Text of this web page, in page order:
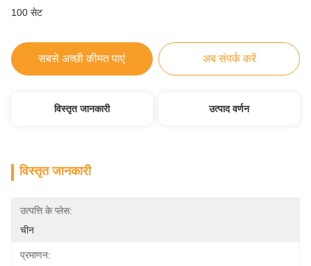
100 सेट
सबसे अच्छी कीमत पाएं अब संपर्क करें
विस्तृत जानकारी उत्पाद वर्णन
विस्तृत जानकारी
उत्पत्ति के प्लेस:
चीन
प्रमाणन: